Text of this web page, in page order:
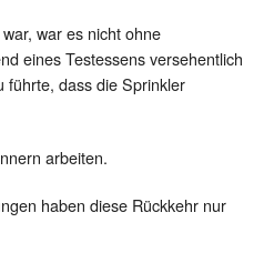
war es nicht ohne
eines Testessens versehentlich
führte, dass die Sprinkler
arbeiten.
haben diese Rückkehr nur